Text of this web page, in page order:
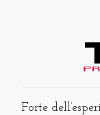
Forte